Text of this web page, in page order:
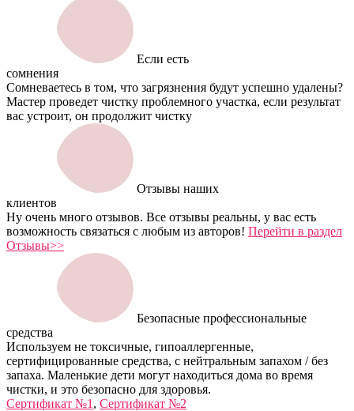
Если есть
сомнения
Сомневаетесь в том, что загрязнения будут успешно удалены?
Мастер проведет чистку проблемного участка, если результат
вас устроит, он продолжит чистку
Отзывы наших
клиентов
Ну очень много отзывов. Все отзывы реальны, у вас есть
возможность связаться с любым из авторов! Перейти в раздел
Отзывы>>
Безопасные профессиональные
средства
Используем не токсичные, гипоаллергенные,
сертифицированные средства, с нейтральным запахом / без
запаха. Маленькие дети могут находиться дома во время
чистки, и это безопасно для здоровья.
Сертификат №1 , Сертификат №2